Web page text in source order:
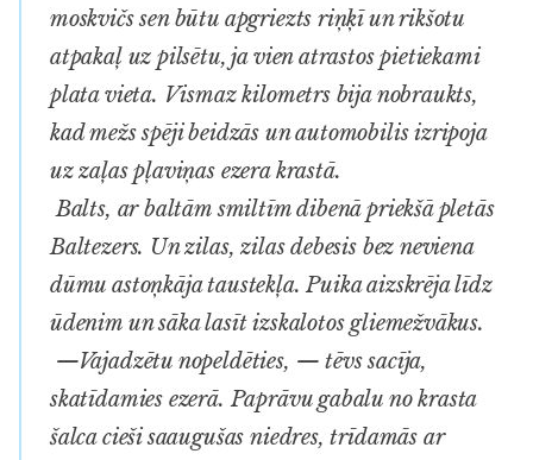
moskvičs sen būtu apgriezts riņķī un rikšotu
atpakaļ uz pilsētu, ja vien atrastos pietiekami
plata vieta. Vismaz kilometrs bija nobraukts,
kad mežs spēji beidzās un automobilis izripoja
uz zaļas pļaviņas ezera krastā.
Balts, ar baltām smiltīm dibenā priekšā pletās
Baltezers. Un zilas, zilas debesis bez neviena
dūmu astoņkāja taustekļa. Puika aizskrēja līdz
ūdenim un sāka lasīt izskalotos gliemežvākus.
—Vajadzētu nopeldēties, — tēvs sacīja,
skatīdamies ezerā. Paprāvu gabalu no krasta
šalca cieši saaugušas niedres, trīdamās ar